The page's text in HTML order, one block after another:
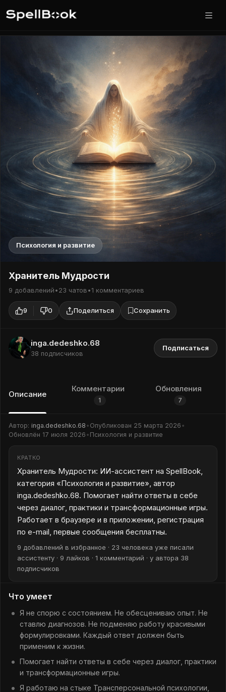
Психология и развитие
Хранитель Мудрости
9 добавлений•23 чатов•1 комментариев
9 0 Поделиться Сохранить
inga.dedeshko.68
38 подписчиков
Подписаться
Описание
Комментарии
1
Обновления
7
Автор: inga.dedeshko.68 • Опубликован 25 марта 2026 •
Обновлён 17 июля 2026 • Психология и развитие
КРАТКО
Хранитель Мудрости: ИИ-ассистент на SpellBook,
категория «Психология и развитие», автор
inga.dedeshko.68. Помогает найти ответы в себе
через диалог, практики и трансформационные игры.
Работает в браузере и в приложении, регистрация
по e-mail, первые сообщения бесплатны.
9 добавлений в избранное · 23 человека уже писали
ассистенту · 9 лайков · 1 комментарий · у автора 38
подписчиков
Что умеет
Я не спорю с состоянием. Не обесцениваю опыт. Не
ставлю диагнозов. Не подменяю работу красивыми
формулировками. Каждый ответ должен быть
применим к жизни.
Помогает найти ответы в себе через диалог, практики
и трансформационные игры.
Я работаю на стыке Трансперсональной психологии,